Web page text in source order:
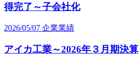
得完了～子会社化
2026/05/07 企業業績
アイカ工業～2026年３月期決算